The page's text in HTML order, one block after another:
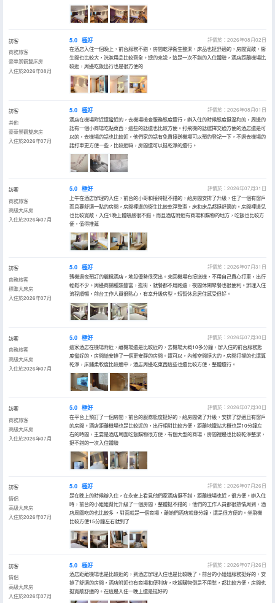
訪客
商務旅客
豪華景觀雙床房
入住於2026年08月
5.0 極好
評價於：2026年08月02日
在酒店入住一個晚上，前台服務不錯，房間乾淨衞生整潔，床品也挺舒適的，房間寬敞，衞
生間也比較大，洗漱用品比較齊全。總的來説，這是一次不錯的入住體驗，酒店距離機場比
較近，周邊吃飯出行也是很方便的
訪客
其他
豪華景觀雙床房
入住於2026年07月
5.0 極好
評價於：2026年08月01日
酒店在機場附近還蠻近的，去機場檢查服務態度還行，辦入住的時候態度挺温和的，周邊的
話有一個小商場吃點東西，這些的話還也比較方便。打飛機的話選擇交通方便的酒店還是可
以的，去機場的話也比較近，他們家的話有免費接送機場可以預約登記一下，不過去機場的
話打車更方便一些，比較近嘛，房間還可以挺乾淨的還行。
訪客
商務旅客
高級大床房
入住於2026年07月
5.0 極好
評價於：2026年07月31日
上午在酒店辦理的入住，前台的小哥和接待挺不錯的，給房間安排了升級，住了一個有窗戶
而且要舒適一點的房間，房間裡邊的衞生比較乾淨整潔，床和床品都挺舒適的。房間裡邊兒
也比較寬敞，入住1晚上體驗感很不錯。而且酒店附近有商場和購物的地方，吃飯也比較方
便，值得推薦
訪客
商務旅客
標準大床房
入住於2026年07月
5.0 極好
評價於：2026年07月31日
轉機過夜預訂的麗楓酒店，地段優勢很突出。來回機場有接送機，不用自己費心打車，出行
輕鬆不少。周邊商鋪種類豐富，逛街、就餐都不用跑遠，夜間休閑聚餐也很便利。辦理入住
流程順暢，前台工作人員很貼心，有幸升級房型，短暫休息居住感受很好。
訪客
商務旅客
高級大床房
入住於2026年07月
5.0 極好
評價於：2026年07月30日
這家酒店在機場附近，離機場還是比較近的，去機場大概10多分鐘，辦入住的前台服務態
度蠻好的，房間給安排了一個更安靜的房間。還可以，內部空間挺大的，房間打掃的也還算
乾淨，床鋪柔軟度比較適中，酒店周邊吃東西這些也還比較方便，整體還行。
訪客
商務旅客
高級大床房
入住於2026年07月
5.0 極好
評價於：2026年07月30日
在平台上預訂了一個房間，前台的服務態度挺好的，給房間做了升級，安排了舒適且有窗戶
的房間。酒店距離機場也是比較近的，出行相對比較方便，距離地鐵站大概也是10分鐘左
右的時間，主要是酒店周圍吃飯購物很方便，有個大型的商場，房間裡邊也比較乾淨整潔，
挺不錯的一次入住體驗
訪客
情侶
高級大床房
入住於2026年07月
5.0 極好
評價於：2026年07月26日
是在晚上的時候辦入住，在永安上看見他們家酒店挺不錯，距離機場也近，很方便。辦入住
時，前台的小姐姐幫忙升級了一個房間，整體挺不錯的，他們的工作人員都很熱情周到，酒
店周圍吃的也比較多 ，對面就是一個商場，離她們酒店就幾分鐘，還是很方便的。坐飛機
比較方便15分鐘左右就到了
訪客
情侶
高級大床房
入住於2026年07月
5.0 極好
評價於：2026年07月26日
酒店距離機場也是比較近的，到酒店辦理入住也是比較晚了。前台的小姐姐服務挺好的，安
排了舒適的房間，酒店附近也有商場和便利店，吃飯購物倒是不用愁，都比較方便，房間也
挺寬敞舒適的。在這邊入住一晚上還是挺好的